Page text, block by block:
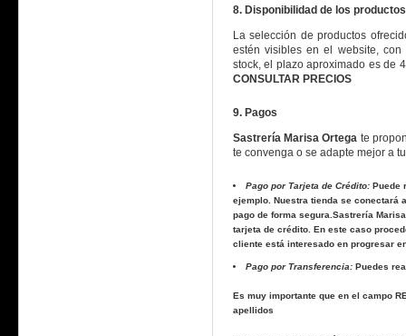
8. Disponibilidad de los productos
La selección de productos
estén visibles en el website,
stock, el plazo aproximado es de
CONSULTAR PRECIOS
9. Pagos
Sastrería Marisa Ortega te
te convenga o se adapte mejor a
Pago por Tarjeta de Crédito: Puede
ejemplo. Nuestra tienda se conectará
pago de forma segura. Sastrería
tarjeta de crédito. En este caso
cliente está interesado en progresar
Pago por Transferencia: Puedes
Es muy importante que en el campo
apellidos